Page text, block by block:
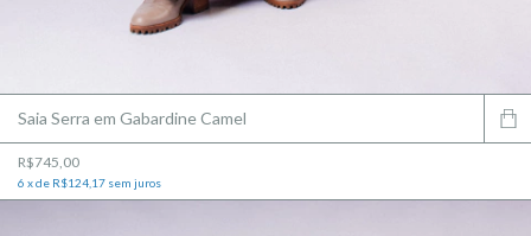
Saia Serra em Gabardine Camel
R$745,00
6 xde R$124,17 sem juros